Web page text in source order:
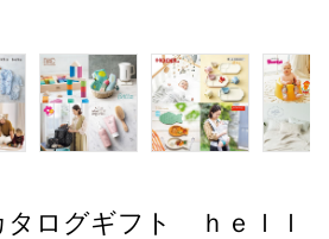
タログギフト ｈｅｌｌ